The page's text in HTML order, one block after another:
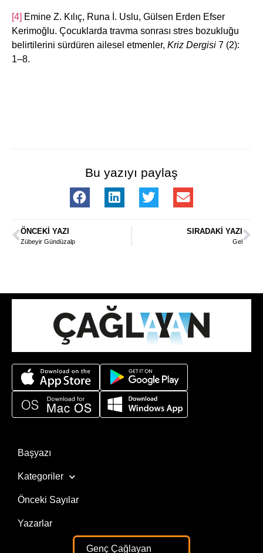
[4] Emine Z. Kılıç, Runa İ. Uslu, Gülsen Erden Efser
Kerimoğlu. Çocuklarda travma sonrası stres bozukluğu
belirtilerini sürdüren ailesel etmenler, Kriz Dergisi 7 (2):
1–8.
Bu yazıyı paylaş
ÖNCEKI YAZI
Zübeyir Gündüzalp
SIRADAKI YAZI
Gel
Başyazı
Kategoriler
Önceki Sayılar
Yazarlar
Genç Çağlayan